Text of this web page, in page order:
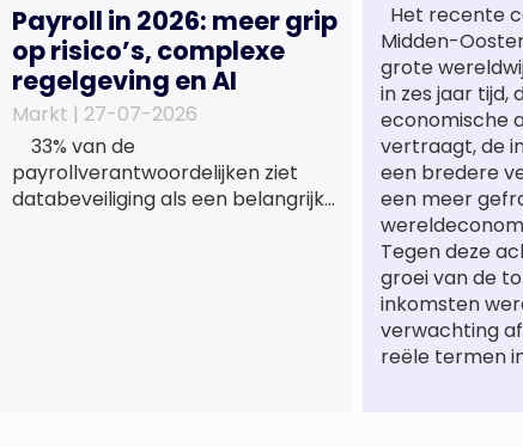
Payroll in 2026: meer grip
op risico’s, complexe
regelgeving en AI
Markt | 27-07-2026
33% van de
payrollverantwoordelijken ziet
databeveiliging als een belangrijk
Het recente
Midden-
grote
in zes jaar tijd,
economische
vertraagt, de
een bredere
een meer
Tegen deze
groei van de
inkomsten
verwachting
reële termen